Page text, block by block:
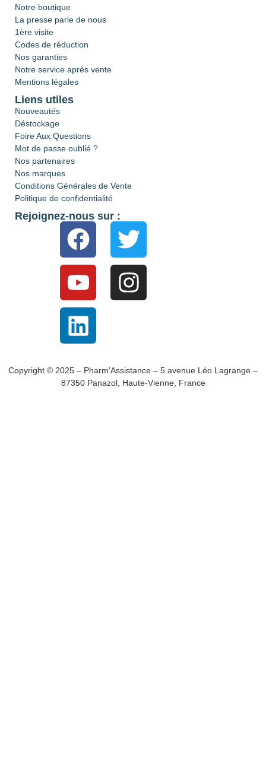
Notre boutique
La presse parle de nous
1ère visite
Codes de réduction
Nos garanties
Notre service après vente
Mentions légales
Liens utiles
Nouveautés
Déstockage
Foire Aux Questions
Mot de passe oublié ?
Nos partenaires
Nos marques
Conditions Générales de Vente
Politique de confidentialité
Rejoignez-nous sur :
Copyright © 2025 – Pharm’Assistance – 5 avenue Léo Lagrange –
87350 Panazol, Haute-Vienne, France